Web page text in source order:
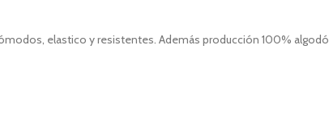
elastico y resistentes. Además producción 100%